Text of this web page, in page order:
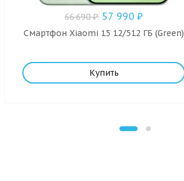
66 690₽. 57 990₽
Смартфон Xiaomi 15 12/512 ГБ (Green)
Купить